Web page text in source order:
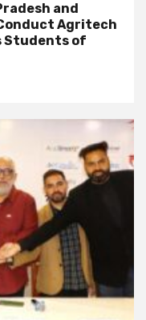
and
Agritech
Students of